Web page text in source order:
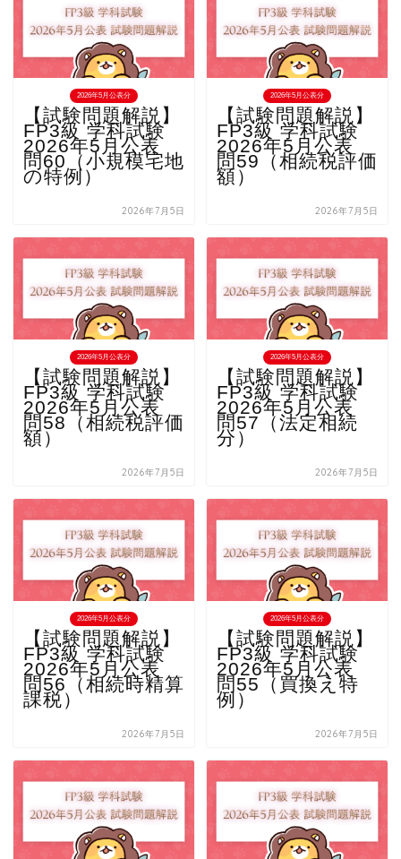
2026年5月公表分
【試験問題解説】
FP3級 学科試験
2026年5月公表
問60（小規模宅地
の特例）
2026年7月5日
2026年5月公表分
【試験問題解説】
FP3級 学科試験
2026年5月公表
問59（相続税評価
額）
2026年7月5日
2026年5月公表分
【試験問題解説】
FP3級 学科試験
2026年5月公表
問58（相続税評価
額）
2026年7月5日
2026年5月公表分
【試験問題解説】
FP3級 学科試験
2026年5月公表
問57（法定相続
分）
2026年7月5日
2026年5月公表分
【試験問題解説】
FP3級 学科試験
2026年5月公表
問56（相続時精算
課税）
2026年7月5日
2026年5月公表分
【試験問題解説】
FP3級 学科試験
2026年5月公表
問55（買換え特
例）
2026年7月5日